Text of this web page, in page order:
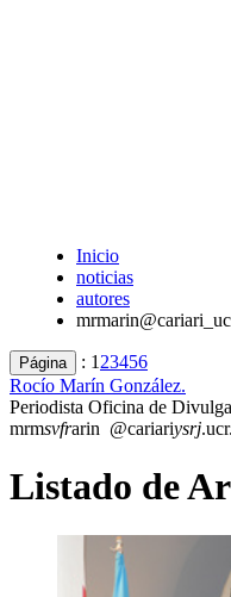
Inicio
noticias
autores
Página : 1 23456
Rocío Marín González.
Periodista Oficina de
mrmsvfrarin @cariariysrj
Listado de